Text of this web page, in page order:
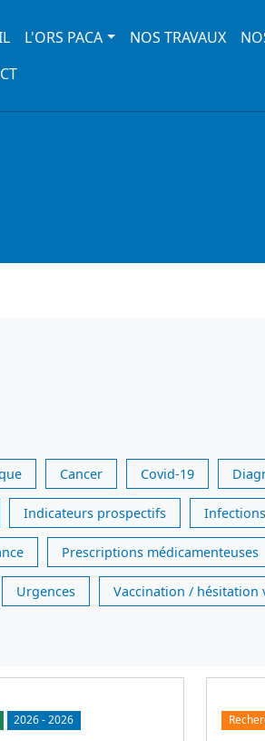
navigation
L'ORS PACA NOS TRAVAUX
Cancer Covid-19
Indicateurs prospectifs
Prescriptions médicamenteuses
Urgences Vaccination / hésitation
2026-2026